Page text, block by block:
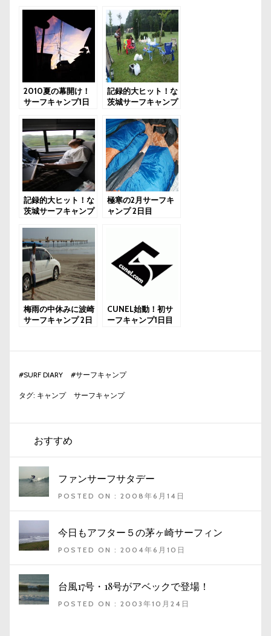
2010夏の幕開け！
サーフキャンプ1日
記録的大ヒット！な
茨城サーフキャンプ
記録的大ヒット！な
茨城サーフキャンプ
極寒の2月サーフキ
ャンプ 2日目
梅雨の中休みに波崎
サーフキャンプ 2日
CUNEL始動！初サ
ーフキャンプ1日目
#SURF DIARY #サーフキャンプ
タグ: キャンプ サーフキャンプ
おすすめ
ファンサーフサタデー
POSTED ON : 2008年6月14日
今日もアフター５の茅ヶ崎サーフィン
POSTED ON : 2004年6月10日
台風17号・18号がアベックで登場！
POSTED ON : 2003年10月24日